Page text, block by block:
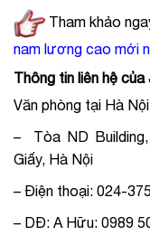
Tham khảo
nam lương cao mới
Thông tin liên hệ của
Văn phòng tại Hà
– Tòa ND
Giấy, Hà Nội
– Điện thoại: 024-
– DĐ: A Hữu: 0989